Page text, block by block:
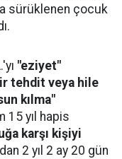
sürüklenen çocuk
"eziyet"
tehdit veya hile
kılma"
15 yıl hapis
karşı kişiyi
2 yıl 2 ay 20 gün